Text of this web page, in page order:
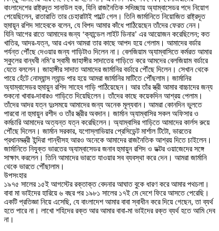
বাংলাদেশের রাষ্ট্রদূত সানাউল হক, যিনি রাজনৈতিক সদিচ্ছায় অ্যাম্বাসেডর পদে নিয়োগ
পেয়েছিলেন, রাতারাতি তার চেহারাটাই পাল্টে গেল। তিনি জার্মানিতে নিয়োজিত রাষ্ট্রদূত
হুমায়ূন রশিদ সাহেবকে বলেন, যে বিপদ আমার কাঁধে পাঠিয়েছেন তাঁদের ফেরত নেন।
যিনি আগের রাতে আমাদের জন্য ‘ক্যান্ডেল লাইট ডিনার’ এর আয়োজন করেছিলেন; কত
খাতির, আদর-যত্ন, আর এখন আমরা তার কাছে আপদ হয়ে গেলাম। আমাদের বর্ডার
পর্যন্ত পৌঁছে দেওয়ার জন্য গাড়িটাও দিলেন না। বেলজিয়াম অ্যাম্বাসিতে কর্মরত আমার
স্কুলের বান্ধবী নমি’র স্বামী জাহাঙ্গীর সাদাতের গাড়িতে করে আমদের বেলজিয়াম বর্ডারে
যেতে বললেন। জাহাঙ্গীর সাদাত আমাদের জার্মানির বর্ডারে পৌঁছে দিলেন। সেখান থেকে
পায়ে হেঁটে নোম্যান্স ল্যান্ড পার হয়ে আমরা জার্মানির মাটিতে পৌঁছলাম। জার্মানির
অ্যাম্বাসেডর হুমায়ুন রশিদ সাহেব গাড়ি পাঠিয়েছেন। আর তাঁর স্ত্রী আমার বাচ্চাদের জন্য
শুকনো খাবার-দাবারও গাড়িতে দিয়েছিলেন। তাঁদের কাছে কয়েকদিন আশ্রয় পেলাম।
তাঁদের আদর যত্ন দুঃসময়ে আমাদের জন্য অনেক মূল্যবান। আমরা কোনদিন ভুলতে
পারবো না হুমায়ুন রশীদ ও তাঁর স্ত্রীর অবদান। জার্মান অ্যাম্বাসির সকল অফিসার ও
কর্মচারি আমাদের অত্যন্ত যত্ন করেছিলেন। অ্যাম্বাসির গাড়িতে আমাদের কার্লস রুয়ে
পৌঁছে দিলেন। জার্মান সরকার, যগোস্লাভিয়ার প্রেসিডেন্ট মার্শাল টিটো, ভারতের
প্রধানমন্ত্রী ইন্দিরা গান্ধীসহ আরও অনেকে আমাদের রাজনৈতিক আশ্রয় দিতে চাইলেন।
জার্মানিতে নিযুক্ত ভারতের অ্যাম্বাসেডর জনাব হুমায়ুন রশিদ ও ডক্টর ওয়াজেদের সঙ্গে
সাক্ষাৎ করলেন। তিনি আমাদের ভারতে যাওয়ার সব ব্যবস্থা করে দেন। আমরা জার্মানি
থেকে ভারতে পৌঁছালাম।
উপসংহার
১৯৭৫ সালের ১৫ই আগস্টের রক্তাক্ত বেদনার আঘাত বুকে ধারণ করে আমার পথচলা।
বাবা মা ভাইদের হারিয়ে ৬ বছর পর ১৯৮১ সালের ১৭ই মে দেশে ফিরে আসতে পেরেছি।
একটি প্রতিজ্ঞা নিয়ে এসেছি, যে বাংলাদেশ আমার বাবা স্বাধীন করে দিয়ে গেছেন, তা ব্যর্থ
হতে পারে না। লাখো শহিদের রক্ত আর আমার বাবা-মা ভাইদের রক্ত ব্যর্থ হতে আমি দেব
না।